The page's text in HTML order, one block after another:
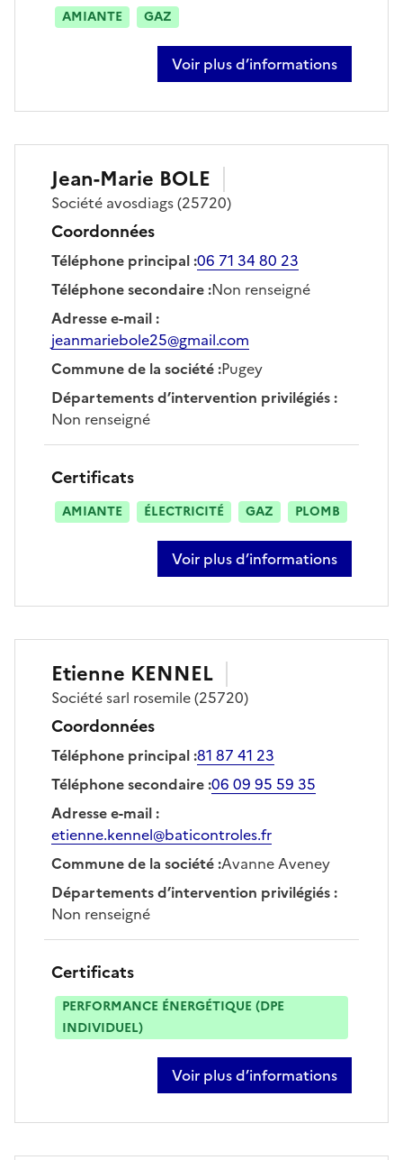
AMIANTE GAZ
Voir plus d’informations
sur emmanuel gullaud
Jean-Marie BOLE
Société avosdiags(25720)
Coordonnées
Téléphone principal:06 71 34 80 23
Téléphone secondaire:Non renseigné
Adresse e-mail:
jeanmariebole25@gmail.com
Commune de la société:Pugey
Départements d’intervention privilégiés:
Non renseigné
Certificats
AMIANTE ÉLECTRICITÉ GAZ PLOMB
Voir plus d’informations
sur jean-marie bole
Etienne KENNEL
Sociétésarl rosemile(25720)
Coordonnées
Téléphone principal:81 87 41 23
Téléphone secondaire:06 09 95 59 35
Adresse e-mail:
etienne.kennel@baticontroles.fr
Commune de la société:Avanne Aveney
Départements d’intervention privilégiés:
Non renseigné
Certificats
PERFORMANCE ÉNERGÉTIQUE (DPE
INDIVIDUEL)
Voir plus d’informations
sur etienne kennel